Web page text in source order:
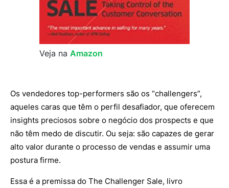
Veja na Amazon
Os vendedores top-performers são os “challengers”,
aqueles caras que têm o perfil desafiador, que oferecem
insights preciosos sobre o negócio dos prospects e que
não têm medo de discutir. Ou seja: são capazes de gerar
alto valor durante o processo de vendas e assumir uma
postura firme.
Essa é a premissa do The Challenger Sale, livro